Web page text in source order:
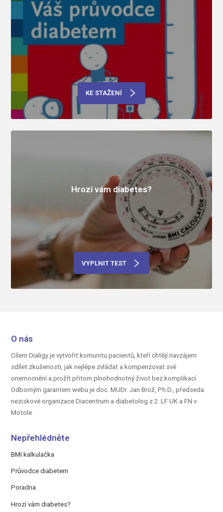
KE STAŽENÍ
Hrozí vám diabetes?
VYPLNIT TEST
O nás
Cílem Dialigy je vytvořit komunitu pacientů, kteří chtějí navzájem
sdílet zkušenosti, jak nejlépe zvládat a kompenzovat své
onemocnění a prožít přitom plnohodnotný život bez komplikací.
Odborným garantem webu je doc. MUDr. Jan Brož, Ph.D., předseda
neziskové organizace Diacentrum a diabetolog z 2. LF UK a FN v
Motole.
Nepřehlédněte
BMI kalkulačka
Průvodce diabetem
Poradna
Hrozí vám diabetes?